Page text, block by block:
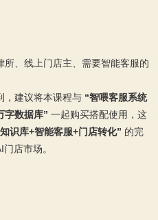
所、线上门店主、需要智能客服的
，建议将本课程与 “智喂客服系统
字数据库” 一起购买搭配使用，这
识库+智能客服+门店转化” 的完
店市场。